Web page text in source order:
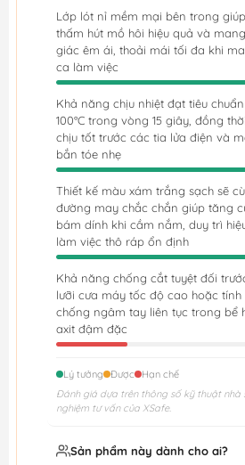
Lớp lót nỉ mềm mại bên trong
thấm hút mồ hôi hiệu quả và
giác êm ái, thoải mái tối đa khi
ca làm việc
Khả năng chịu nhiệt đạt tiêu
100°C trong vòng 15 giây, đồng
chịu tốt trước các tia lửa điện và
bắn tóe nhẹ
Thiết kế màu xám trắng sạch sẽ
đường may chắc chắn giúp tăng
bám dính khi cầm nắm, duy trì
làm việc thô ráp ổn định
Khả năng chống cắt tuyệt đối
lưỡi cưa máy tốc độ cao hoặc tính
chống ngâm tay liên tục trong bể
axit đậm đặc
Lý tưởng Được
Hạn chế
Đánh giá dựa trên thông số kỹ thuật nhà
nghiệm tư vấn của XSafe.
Sản phẩm này dành cho ai?